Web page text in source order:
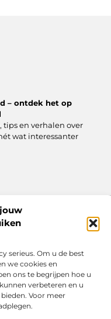
serieus. Om u de best
we cookies en
ons te begrijpen hoe u
verbeteren en u
Voor meer
– ontdek het op
en verhalen over
wat interessanter
(EU)
Reserved.